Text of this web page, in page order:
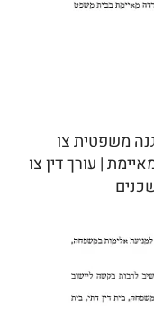
משפטית צו
| עורך דין צו